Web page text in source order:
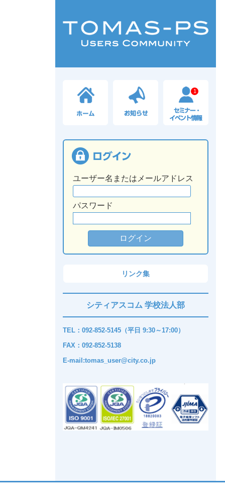
1
ユーザー名またはメールアドレス
パスワード
リンク集
シティアスコム 学校法人部
TEL：092-852-5145（平日 9:30～17:00）
FAX：092-852-5138
E-mail:tomas_user@city.co.jp